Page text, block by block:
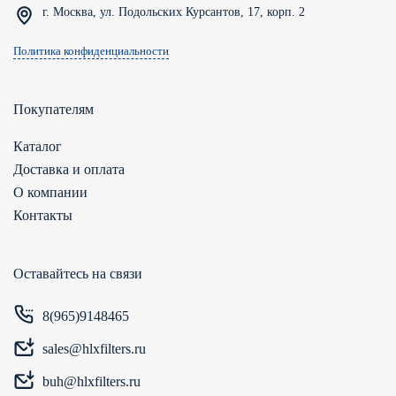
г. Москва, ул. Подольских Курсантов, 17, корп. 2
Политика конфиденциальности
Покупателям
Каталог
Доставка и оплата
О компании
Контакты
Оставайтесь на связи
8(965)9148465
sales@hlxfilters.ru
buh@hlxfilters.ru